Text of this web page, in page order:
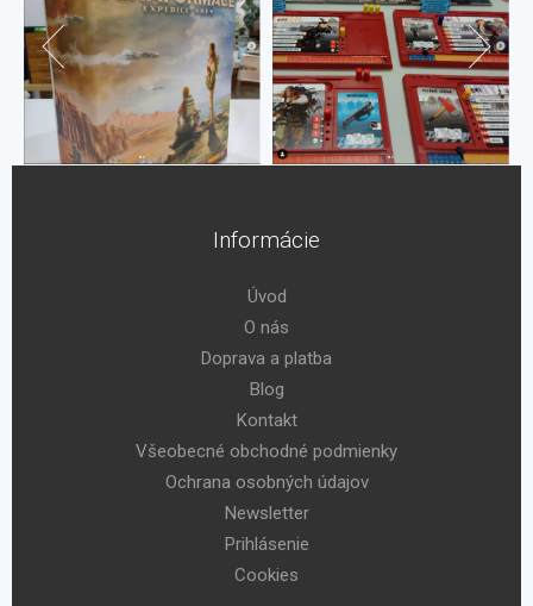
Informácie
Úvod
O nás
Doprava a platba
Blog
Kontakt
Všeobecné obchodné podmienky
Ochrana osobných údajov
Newsletter
Prihlásenie
Cookies